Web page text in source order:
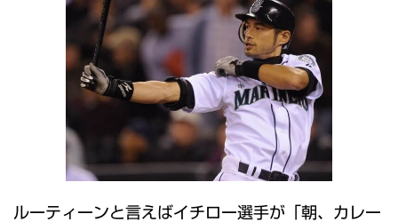
ルーティーンと言えばイチロー選手が「朝、カレー